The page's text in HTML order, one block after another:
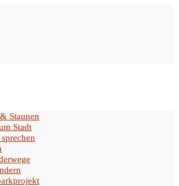
Staunen
Stadt